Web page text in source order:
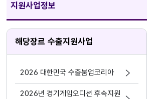
지원사업정보
해당장르 수출지원사업
2026 대한민국 수출붐업코리아
2026년 경기게임오디션 후속지원